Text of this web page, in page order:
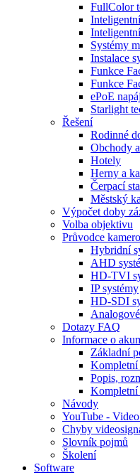
FullColor
Systémy
Instalace
Funkce
Funkce
ePoE
Starlight
Řešení
Rodinné
Obchody
Hotely
Herny a
Čerpací
Městský
Výpočet doby
Volba objektivu
Průvodce
Hybridní
AHD
HD-TVI
IP systémy
HD-SDI
Dotazy FAQ
Informace o
Základní
Kompletní
Popis,
Kompletní
Návody
YouTube -
Chyby
Slovník pojmů
Školení
Software